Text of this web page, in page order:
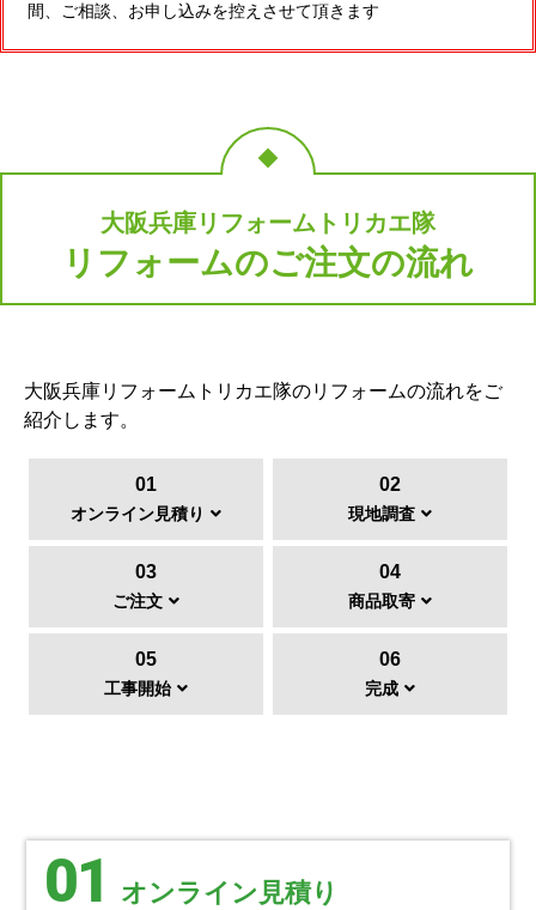
間、ご相談、お申し込みを控えさせて頂きます
大阪兵庫リフォームトリカエ隊
リフォームのご注文の流れ
大阪兵庫リフォームトリカエ隊のリフォームの流れをご
紹介します。
01
オンライン見積り
02
現地調査
03
ご注文
04
商品取寄
05
工事開始
06
完成
01 オンライン見積り